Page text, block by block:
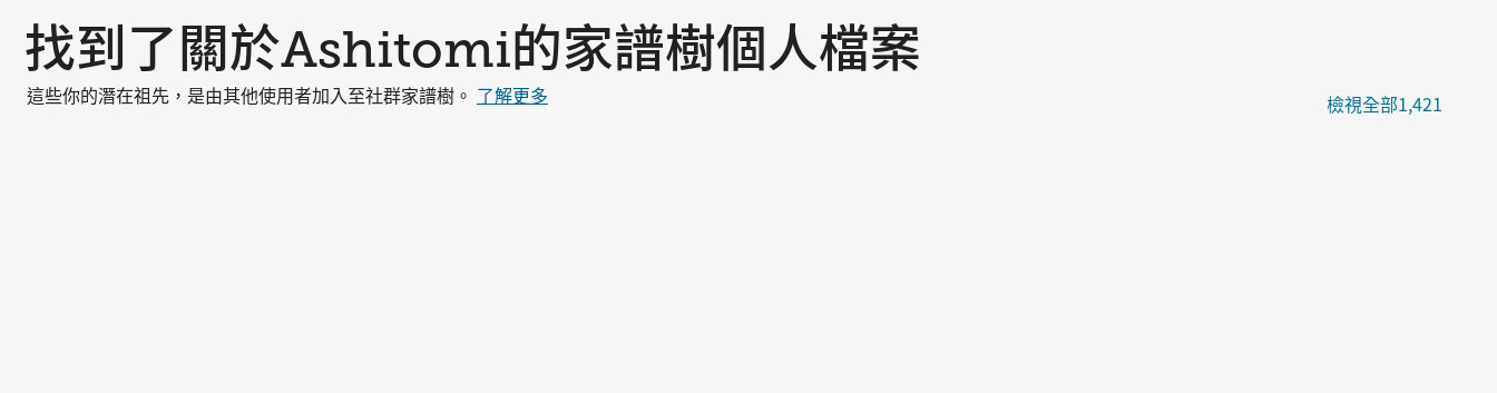
找到了關於Ashitomi的家譜樹個人檔案
這些你的潛在祖先，是由其他使用者加入至社群家譜樹。 了解更多 檢視全部1,421